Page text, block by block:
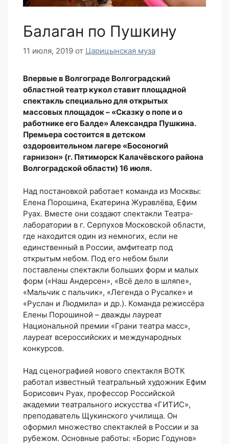
Балаган по Пушкину
11 июля, 2019 от Царицынская муза
Впервые в Волгограде Волгоградский
областной театр кукол ставит площадной
спектакль специально для открытых
массовых площадок – «Сказку о попе и о
работнике его Балде» Александра Пушкина.
Премьера состоится в детском
оздоровительном лагере «Босоногий
гарнизон» (г. Пятиморск Калачёвского района
Волгоградской области) 16 июля.
Над постановкой работает команда из Москвы:
Елена Порошина, Екатерина Журавлёва, Ефим
Руах. Вместе они создают спектакли Театра-
лаборатории в г. Серпухов Московской области,
где находится один из немногих, если не
единственный в России, амфитеатр под
открытым небом. Под его небом были
поставлены спектакли больших форм и малых
форм («Наш Андерсен», «Всё дело в шляпе»,
«Мальчик с пальчик», «Легенда о Русалке» и
«Руслан и Людмила» и др.). Команда режиссёра
Елены Порошиной – дважды лауреат
Национальной премии «Грани театра масс»,
лауреат всероссийских и международных
конкурсов.
Над сценографией нового спектакля ВОТК
работал известный театральный художник Ефим
Борисович Руах, профессор Российской
академии театрального искусства «ГИТИС»,
преподаватель Щукинского училища. Он
оформил множество спектаклей в России и за
рубежом. Основные работы: «Борис Годунов»